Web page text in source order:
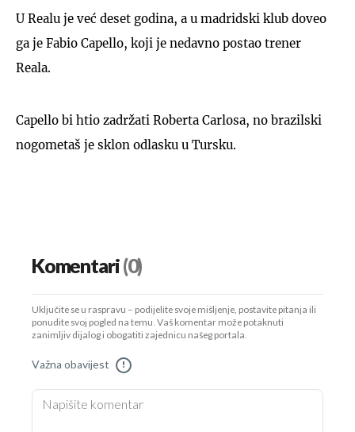
U Realu je već deset godina, a u madridski klub doveo
ga je Fabio Capello, koji je nedavno postao trener
Reala.
Capello bi htio zadržati Roberta Carlosa, no brazilski
nogometaš je sklon odlasku u Tursku.
Komentari(0)
Uključite se u raspravu – podijelite svoje mišljenje, postavite pitanja ili
ponudite svoj pogled na temu. Vaš komentar može potaknuti
zanimljiv dijalog i obogatiti zajednicu našeg portala.
Važna obavijest !